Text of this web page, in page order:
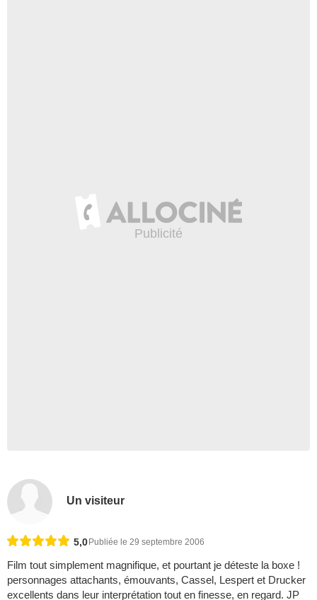
Un visiteur
5,0 Publiée le 29 septembre 2006
Film tout simplement magnifique, et pourtant je déteste la boxe !
personnages attachants, émouvants, Cassel, Lespert et Drucker
excellents dans leur interprétation tout en finesse, en regard. JP